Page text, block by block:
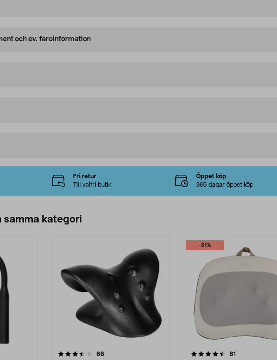
och ev. faroinformation
Fri retur
Till valfri butik
Öppet köp
365 dagar öppet köp
samma kategori
66recensioner
-31%
4.5 av 5 stjärnor 81
5.0 av 5 stjärnor